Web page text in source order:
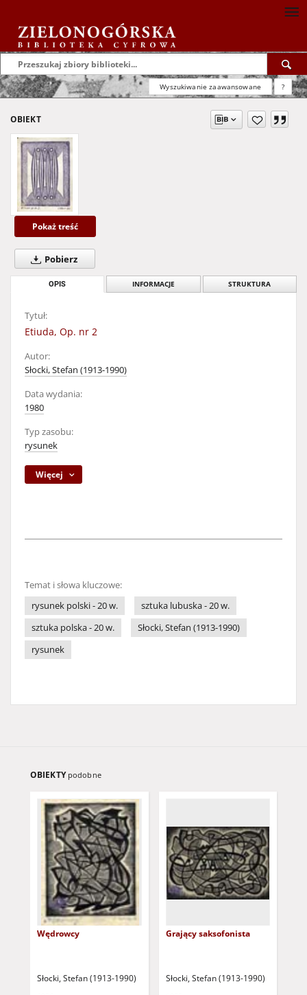
Wyszukiwanie zaawansowane ?
OBIEKT
Pokaż treść
Pobierz
OPIS INFORMACJE STRUKTURA
Tytuł:
Etiuda, Op. nr 2
Autor:
Słocki, Stefan (1913-1990)
Data wydania:
1980
Typ zasobu:
rysunek
Więcej
Temat i słowa kluczowe:
rysunek polski - 20 w.
sztuka lubuska - 20 w.
sztuka polska - 20 w.
Słocki, Stefan (1913-1990)
rysunek
OBIEKTY podobne
Wędrowcy
Słocki, Stefan (1913-1990)
Grający saksofonista
Słocki, Stefan (1913-1990)